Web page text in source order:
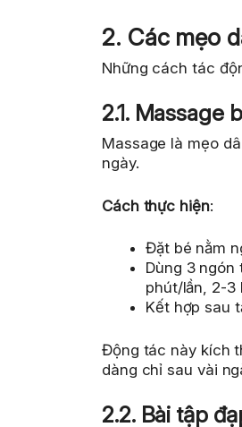
2. Các mẹo
Những cách tác
2.1. Massage
Massage là mẹo
ngày.
Cách thực hiện:
Đặt bé nằm
Dùng 3
phút/lần, 2-3
Kết hợp sau
Động tác này kích
dàng chỉ sau vài
2.2. Bài tập